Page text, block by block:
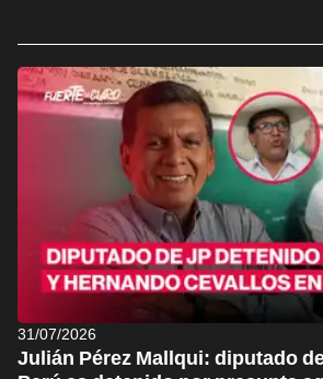
31/07/2026
Julián Pérez Mallqui: diputado